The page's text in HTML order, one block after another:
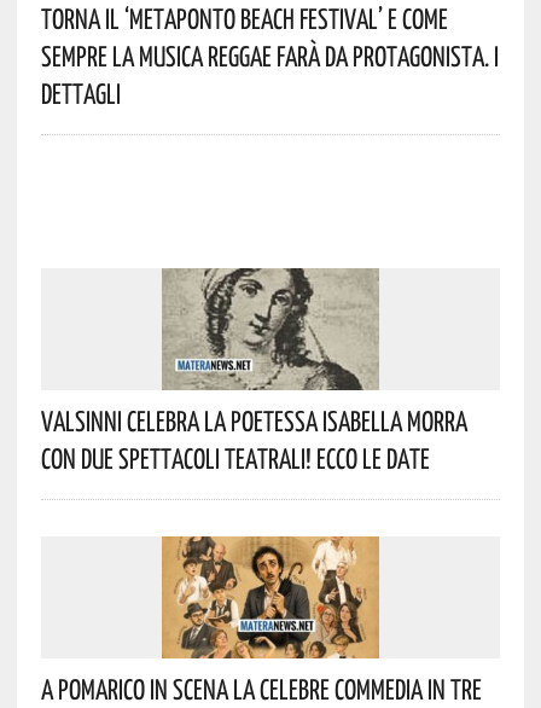
Torna Il ‘Metaponto Beach Festival’ E Come
Sempre La Musica Reggae Farà Da Protagonista. I
Dettagli
Valsinni Celebra La Poetessa Isabella Morra
Con Due Spettacoli Teatrali! Ecco Le Date
A Pomarico In Scena La Celebre Commedia In Tre